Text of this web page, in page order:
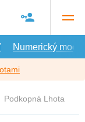
Numerický model
Podkopná Lhota